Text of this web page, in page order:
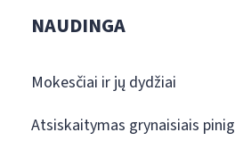
NAUDINGA
Mokesčiai ir jų dydžiai
Atsiskaitymas grynaisiais